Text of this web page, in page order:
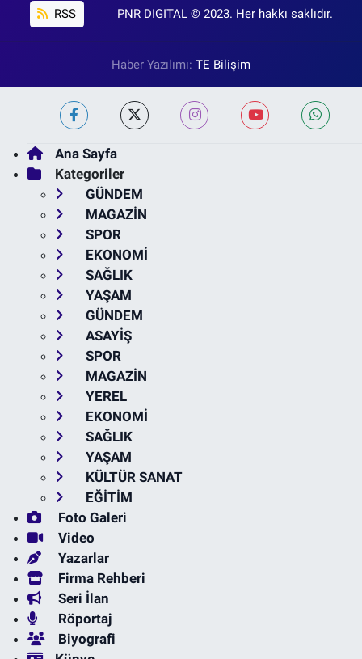
RSS PNR DIGITAL © 2023. Her hakkı saklıdır.
Haber Yazılımı: TE Bilişim
Ana Sayfa
Kategoriler
GÜNDEM
MAGAZİN
SPOR
EKONOMİ
SAĞLIK
YAŞAM
GÜNDEM
ASAYİŞ
SPOR
MAGAZİN
YEREL
EKONOMİ
SAĞLIK
YAŞAM
KÜLTÜR SANAT
EĞİTİM
Foto Galeri
Video
Yazarlar
Firma Rehberi
Seri İlan
Röportaj
Biyografi